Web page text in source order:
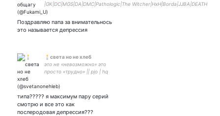
|GK|DC|MGS|DA|DMC|Pathologic|The Witcher|HxH|Borda|JJBA|DEATH
STRANDING|LOTGH|RDR|
Поздравляю папа за внимательнось
это называется депрессия
🕯света но не хлеб
это не «невозможно» это
просто «трудно» || pjo | hq
типа????? я максимум пару серий
смотрю и все это как
послеродовая депрессия???